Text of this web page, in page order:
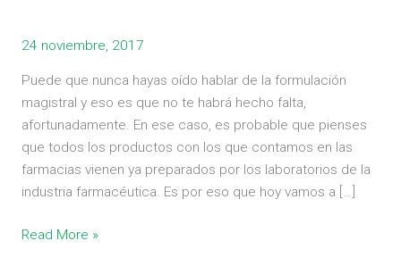
24 noviembre, 2017
Puede que nunca hayas oído hablar de la formulación
magistral y eso es que no te habrá hecho falta,
afortunadamente. En ese caso, es probable que pienses
que todos los productos con los que contamos en las
farmacias vienen ya preparados por los laboratorios de la
industria farmacéutica. Es por eso que hoy vamos a […]
Read More »